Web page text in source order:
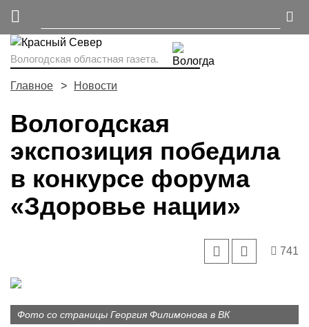
Вологодская областная газета.
Главное Новости
Вологодская
экспозиция победила
в конкурсе форума
«Здоровье нации»
741
Фото со страницы Георгия Филимонова в ВК